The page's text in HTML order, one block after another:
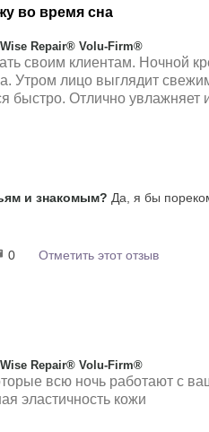
во время сна
Repair® Volu-Firm®
своим клиентам. Ночной
Утром лицо выглядит
быстро. Отлично увлажняет
впитывается
и знакомым? Да, я бы
0 Отметить этот отзыв
Repair® Volu-Firm®
всю ночь работают с
эластичность кожи